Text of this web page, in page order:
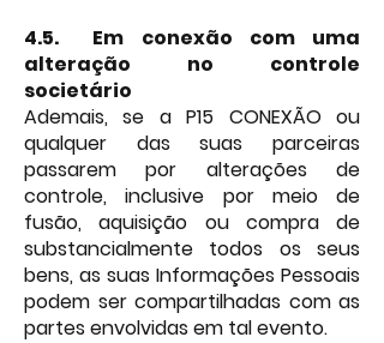
4.5. Em conexão com uma
alteração no controle
societário
Ademais, se a P15 CONEXÃO ou
qualquer das suas parceiras
passarem por alterações de
controle, inclusive por meio de
fusão, aquisição ou compra de
substancialmente todos os seus
bens, as suas Informações Pessoais
podem ser compartilhadas com as
partes envolvidas em tal evento.